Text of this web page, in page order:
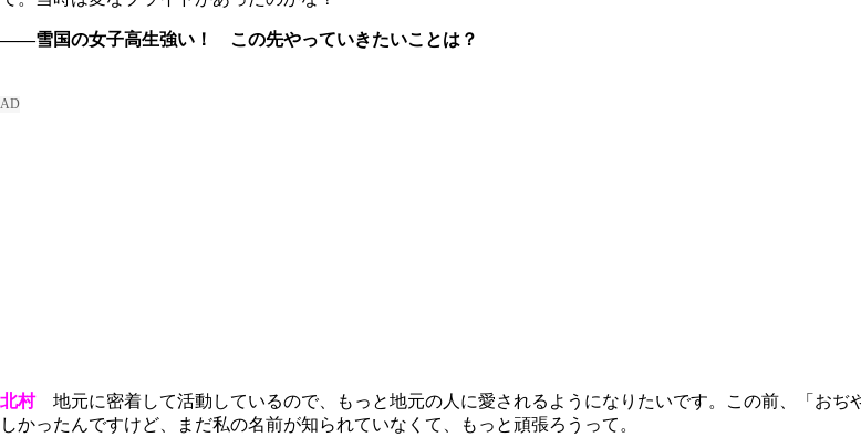
――雪国の女子高生強い！ この先やっていきたいことは？
北村地元に密着して活動しているので、もっと地元の人に愛されるようになりたいです。この前、「おぢ
しかったんですけど、まだ私の名前が知られていなくて、もっと頑張ろうって。